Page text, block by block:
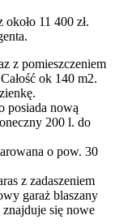
11 400 zł.
z pomieszczeniem
ok 140 m2.
posiada nową
200 l. do
o pow. 30
z zadaszeniem
garaż blaszany
się nowe